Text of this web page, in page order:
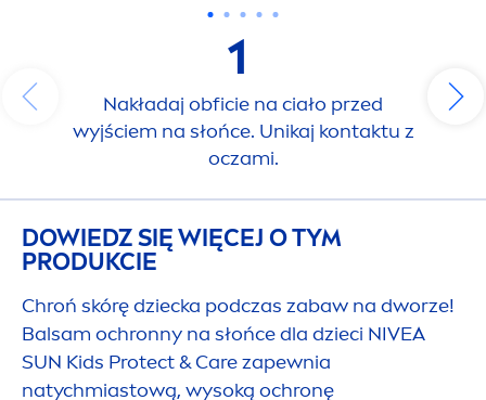
1
Nakładaj obficie na ciało przed
wyjściem na słońce. Unikaj kontaktu z
oczami.
DOWIEDZ SIĘ WIĘCEJ O TYM
PRODUKCIE
Chroń skórę dziecka podczas zabaw na dworze!
Balsam ochronny na słońce dla dzieci NIVEA
SUN Kids Protect&Carezapewnia
natychmiastową, wysoką ochronę